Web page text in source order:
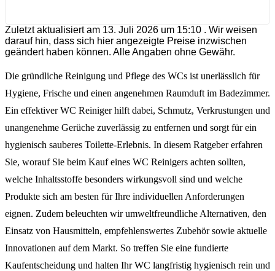
Zuletzt aktualisiert am 13. Juli 2026 um 15:10 . Wir weisen
darauf hin, dass sich hier angezeigte Preise inzwischen
geändert haben können. Alle Angaben ohne Gewähr.
Die gründliche Reinigung und Pflege des WCs ist unerlässlich für
Hygiene, Frische und einen angenehmen Raumduft im Badezimmer.
Ein effektiver WC Reiniger hilft dabei, Schmutz, Verkrustungen und
unangenehme Gerüche zuverlässig zu entfernen und sorgt für ein
hygienisch sauberes Toilette-Erlebnis. In diesem Ratgeber erfahren
Sie, worauf Sie beim Kauf eines WC Reinigers achten sollten,
welche Inhaltsstoffe besonders wirkungsvoll sind und welche
Produkte sich am besten für Ihre individuellen Anforderungen
eignen. Zudem beleuchten wir umweltfreundliche Alternativen, den
Einsatz von Hausmitteln, empfehlenswertes Zubehör sowie aktuelle
Innovationen auf dem Markt. So treffen Sie eine fundierte
Kaufentscheidung und halten Ihr WC langfristig hygienisch rein und